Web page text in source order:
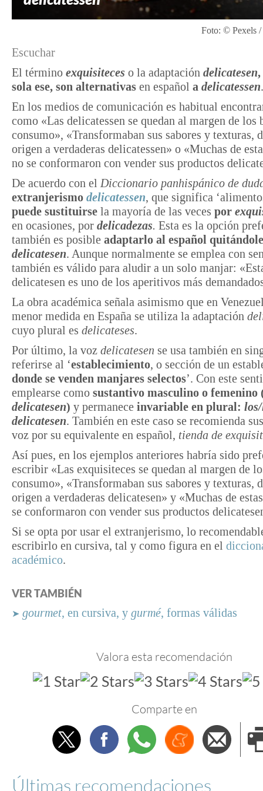
Foto: © Pexels
Escuchar
El término exquisiteces o la adaptación delicatesen,
sola ese, son alternativas en español a delicatessen.
En los medios de comunicación es habitual
como «Las delicatessen se quedan al margen de los
consumo», «Transformaban sus sabores y texturas,
origen a verdaderas delicatessen» o «Muchas de
no se conformaron con vender sus productos
De acuerdo con el Diccionario panhispánico de
extranjerismo delicatessen, que significa
puede sustituirse la mayoría de las veces por
en ocasiones, por delicadezas. Esta es la opción
también es posible adaptarlo al español
delicatesen. Aunque normalmente se emplea con
también es válido para aludir a un solo manjar:
delicatesen es uno de los aperitivos más
La obra académica señala asimismo que en
menor medida en España se utiliza la adaptación
cuyo plural es delicateses.
Por último, la voz delicatesen se usa también en
referirse al ‘establecimiento, o sección de un
donde se venden manjares selectos’. Con este
emplearse como sustantivo masculino o femenino
delicatesen) y permanece invariable en plural:
delicatesen. También en este caso se recomienda
voz por su equivalente en español, tienda de
Así pues, en los ejemplos anteriores habría sido
escribir «Las exquisiteces se quedan al margen de
consumo», «Transformaban sus sabores y texturas,
origen a verdaderas delicatesen» y «Muchas de
se conformaron con vender sus productos
Si se opta por usar el extranjerismo, lo
escribirlo en cursiva, tal y como figura en el
académico.
VER TAMBIÉN
➤ gourmet, en cursiva, y gurmé, formas válidas
Valora esta recomendación
Comparte en
TwitterFacebookWhatsappMenéame
Últimas recomendaciones